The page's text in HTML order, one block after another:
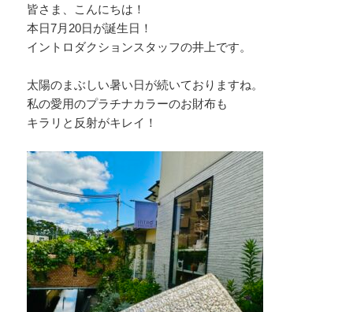
皆さま、こんにちは！
本日7月20日が誕生日！
イントロダクションスタッフの井上です。
太陽のまぶしい暑い日が続いておりますね。
私の愛用のプラチナカラーのお財布も
キラリと反射がキレイ！